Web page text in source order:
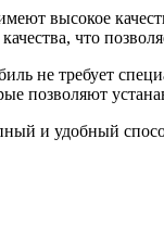
высокое
что
не требует
позволяют
и удобный